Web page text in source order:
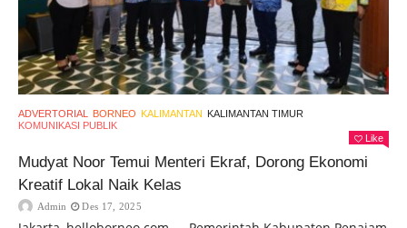
ADVERTORIAL BORNEO KALIMANTAN KALIMANTAN TIMUR
KOMUNIKASI PUBLIK
Like
Mudyat Noor Temui Menteri Ekraf, Dorong Ekonomi
Kreatif Lokal Naik Kelas
Admin Des 17, 2025